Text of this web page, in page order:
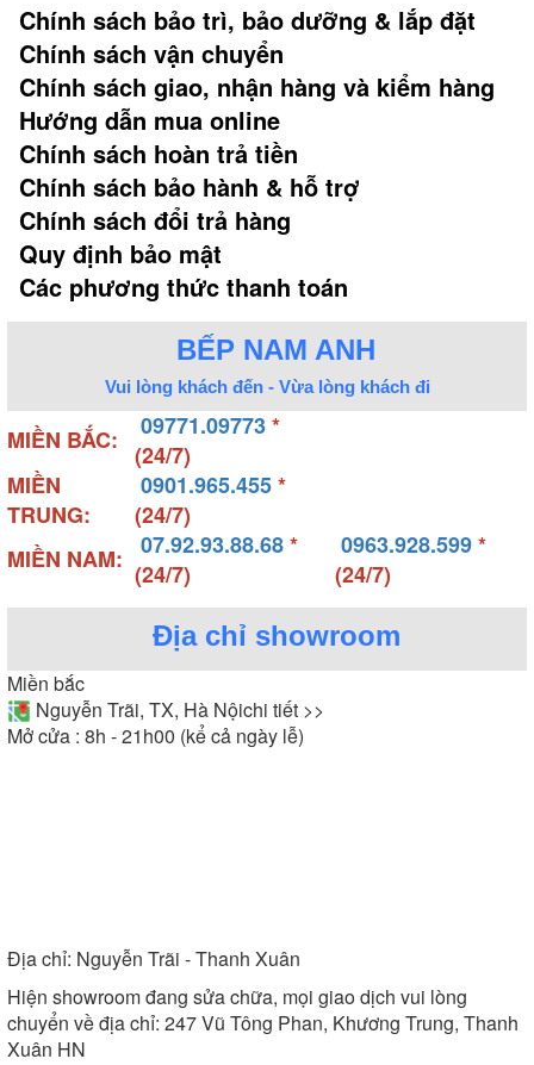
Chính sách bảo trì, bảo dưỡng & lắp đặt
Chính sách vận chuyển
Chính sách giao, nhận hàng và kiểm hàng
Hướng dẫn mua online
Chính sách hoàn trả tiền
Chính sách bảo hành & hỗ trợ
Chính sách đổi trả hàng
Quy định bảo mật
Các phương thức thanh toán
BẾP NAM ANH
Vui lòng khách đến - Vừa lòng khách đi
MIỀN BẮC: 09771.09773*
(24/7)
MIỀN
TRUNG:
0901.965.455*
(24/7)
MIỀN NAM:
07.92.93.88.68*
(24/7)
0963.928.599*
(24/7)
Địa chỉ showroom
Miền bắc
Nguyễn Trãi, TX, Hà Nộichi tiết >>
Mở cửa : 8h - 21h00 (kể cả ngày lễ)
Địa chỉ: Nguyễn Trãi - Thanh Xuân
Hiện showroom đang sửa chữa, mọi giao dịch vui lòng
chuyển về địa chỉ: 247 Vũ Tông Phan, Khương Trung, Thanh
Xuân HN